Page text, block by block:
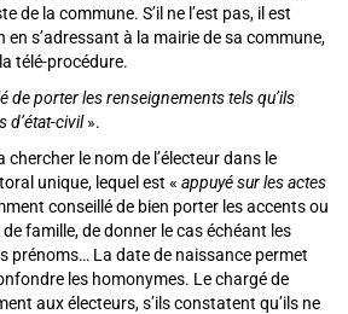
de la commune. S’il ne l’est pas, il est
en s’adressant à la mairie de sa commune,
télé-procédure.
de porter les renseignements tels qu’ils
d’état-civil».
le nom de l’électeur dans le
unique, lequel est « appuyé sur les actes
conseillé de bien porter les accents ou
famille, de donner le cas échéant les
prénoms… La date de naissance permet
les homonymes. Le chargé de
aux électeurs, s’ils constatent qu’ils ne